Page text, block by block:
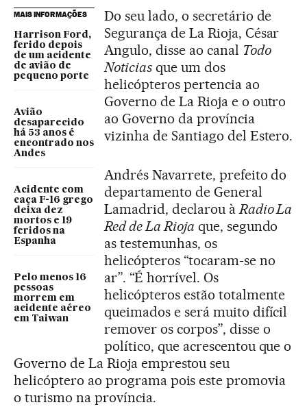
MAIS INFORMAÇÕES
Harrison Ford,
ferido depois
de um acidente
de avião de
pequeno porte
Avião
desaparecido
há 53 anos é
encontrado nos
Andes
Acidente com
caça F-16 grego
deixa dez
mortos e 19
feridos na
Espanha
Pelo menos 16
pessoas
morrem em
acidente aéreo
em Taiwan
Do seu lado, o secretário de
Segurança de La Rioja, César
Angulo, disse ao canal Todo
Noticiasque um dos
helicópteros pertencia ao
Governo de La Rioja e o outro
ao Governo da província
vizinha de Santiago del Estero.
Andrés Navarrete, prefeito do
departamento de General
Lamadrid, declarou àRadio La
Red de La Rioja que, segundo
as testemunhas, os
helicópteros “tocaram-se no
ar”. “É horrível. Os
helicópteros estão totalmente
queimados e será muito difícil
remover os corpos”, disse o
político, que acrescentou que o
Governo de La Rioja emprestou seu
helicóptero ao programa pois este promovia
o turismo na província.